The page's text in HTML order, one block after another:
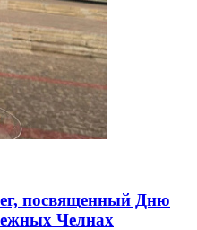
посвященный Дню
Челнах